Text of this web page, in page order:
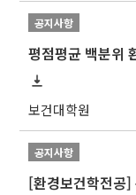
공지사항
평점평균 백분위
보건대학원
공지사항
[환경보건학전공]